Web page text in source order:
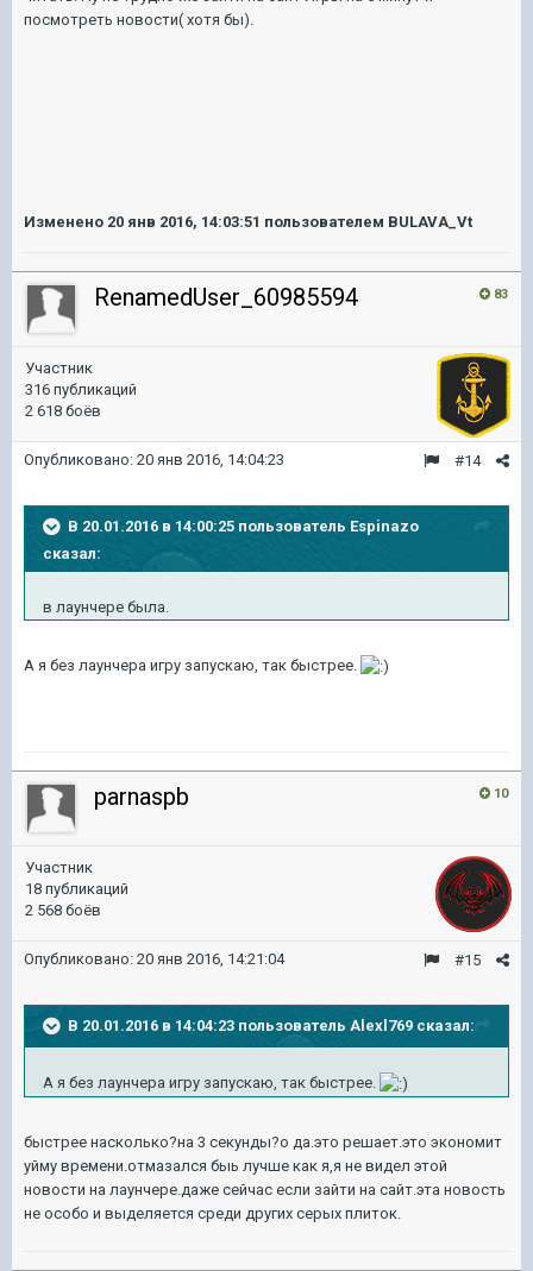
посмотреть новости( хотя бы).
Изменено 20 янв 2016, 14:03:51 пользователем BULAVA_Vt
83
RenamedUser_60985594
Участник
316 публикаций
2 618 боёв
#14
Опубликовано: 20 янв 2016, 14:04:23
В 20.01.2016 в 14:00:25 пользователь Espinazo
сказал:
в лаунчере была.
А я без лаунчера игру запускаю, так быстрее.
10
parnaspb
Участник
18 публикаций
2 568 боёв
#15
Опубликовано: 20 янв 2016, 14:21:04
В 20.01.2016 в 14:04:23 пользователь Alexl769 сказал:
А я без лаунчера игру запускаю, так быстрее.
быстрее насколько?на 3 секунды?о да.это решает.это экономит
уйму времени.отмазался быь лучше как я,я не видел этой
новости на лаунчере.даже сейчас если зайти на сайт.эта новость
не особо и выделяется среди других серых плиток.